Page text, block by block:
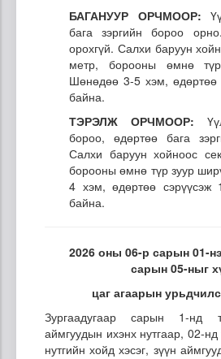
БАГАНУУР ОРЧМООР:
бага зэргийн бороо
орохгүй. Салхи баруун
метр, борооны өмнө
Шөнөдөө 3-5 хэм,
байна.
ТЭРЭЛЖ ОРЧМООР:
бороо, өдөртөө бага
Салхи баруун хойноос
борооны өмнө түр зуур
4 хэм, өдөртөө сэрүүсэж
байна.
2026 оны 06-р сарын 01-
сарын 05-ныг
цаг агаарын
Зургаадугаар сарын 1-нд
аймгуудын ихэнх нутгаар, 02-
нутгийн хойд хэсэг, зүүн